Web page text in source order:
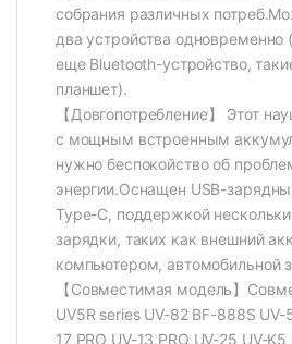
собрания различных
два устройства
еще Bluetooth-устройство,
планшет).
【Довгопотребление】 Этот
с мощным встроенным
нужно беспокойство об
энергии.Оснащен USB-
Type-C, поддержкой
зарядки, таких как внешний
компьютером, автомобильной
【Совместимая модель】
UV5R series UV-82 BF-888S UV-
17 PRO UV-13 PRO UV-25 UV-K5